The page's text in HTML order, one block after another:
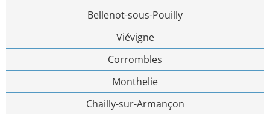
Bellenot-sous-Pouilly
Viévigne
Corrombles
Monthelie
Chailly-sur-Armançon